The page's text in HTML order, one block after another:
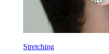
Stretching